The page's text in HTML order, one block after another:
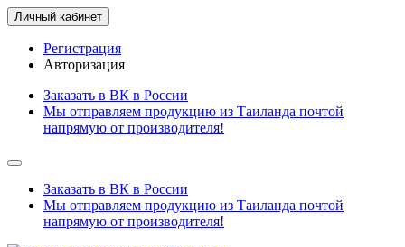
Личный кабинет
Регистрация
Авторизация
Заказать в ВК в России
Мы отправляем продукцию из Таиланда почтой
напрямую от производителя!
Заказать в ВК в России
Мы отправляем продукцию из Таиланда почтой
напрямую от производителя!